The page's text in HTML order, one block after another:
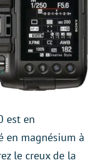
est en
en magnésium à
le creux de la